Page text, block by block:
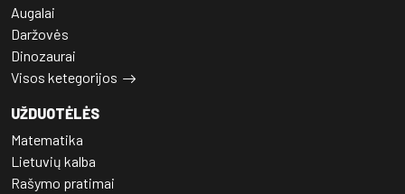
Augalai
Daržovės
Dinozaurai
Visos ketegorijos
UŽDUOTĖLĖS
Matematika
Lietuvių kalba
Rašymo pratimai